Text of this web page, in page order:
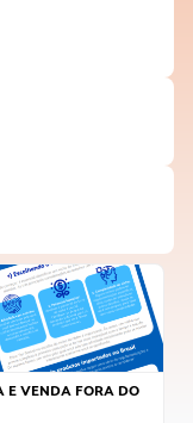
E VENDA FORA DO